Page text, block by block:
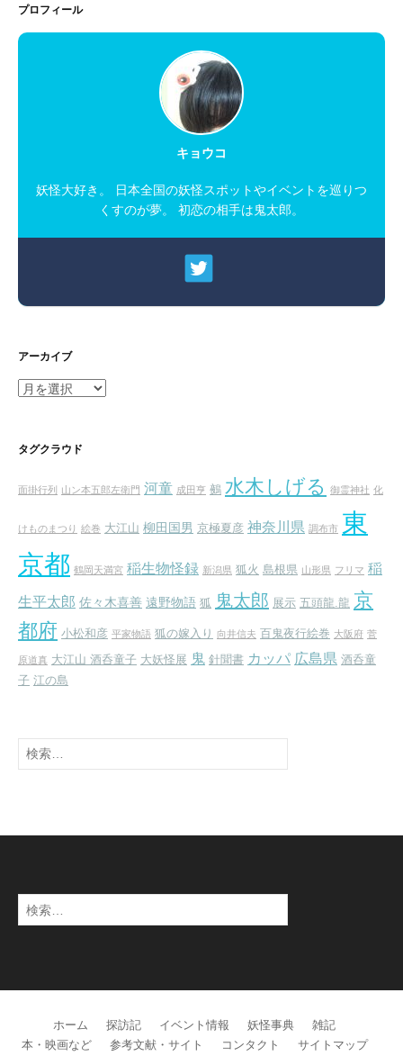
プロフィール
キョウコ
妖怪大好き。 日本全国の妖怪スポットやイベントを巡りつ
くすのが夢。 初恋の相手は鬼太郎。
アーカイブ
ア
イ
タグクラウド
面掛行列 山ン本五郎左衛門 河童 成田亨 鵺 水木しげる 御霊神社 化
けものまつり 絵巻 大江山 柳田国男 京極夏彦 神奈川県 調布市 東
京都 鶴岡天満宮 稲生物怪録 新潟県 狐火 島根県 山形県 フリマ 稲
生平太郎 佐々木喜善 遠野物語 狐 鬼太郎 展示 五頭龍.龍 京
都府 小松和彦 平家物語 狐の嫁入り 向井信夫 百鬼夜行絵巻 大阪府 菅
原道真 大江山 酒呑童子 大妖怪展 鬼 針聞書 カッパ 広島県 酒呑童
子 江の島
検
索:
検
索:
ホーム 探訪記 イベント情報 妖怪事典
雑記
本・映画など
参考文献・サイト コンタクト サイトマップ